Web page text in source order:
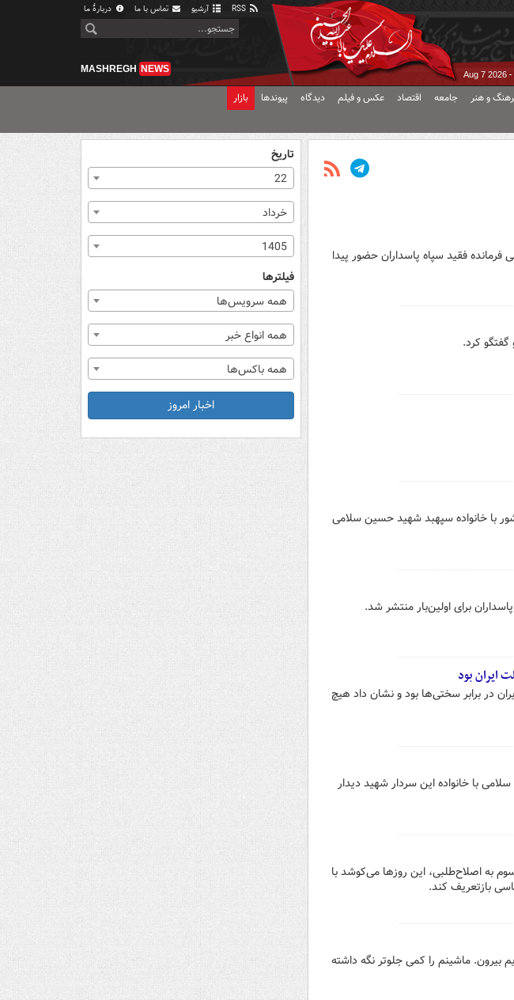
آرشیو تماس با ما دربارهٔ ما
Aug 7 2026
MASHREGH NEWS
و هنر جامعه اقتصاد عکس و فیلم دیدگاه پیوندها بازار
شهید حسین سلامی فرمانده فقید سپاه پاسداران حضور پیدا
کرد.
با خانواده سپهبد شهید حسین سلامی
برای اولین‌بار منتشر شد.
ایران بود
در برابر سختی‌ها بود و نشان داد هیچ
با خانواده این سردار شهید دیدار
به اصلاح‌طلبی، این روزها می‌کوشد با
بازتعریف کند.
بیرون. ماشینم را کمی جلوتر نگه داشته
تاریخ
22
خرداد
1405
فیلترها
همه سرویس‌ها
همه انواع خبر
همه باکس‌ها
اخبار امروز